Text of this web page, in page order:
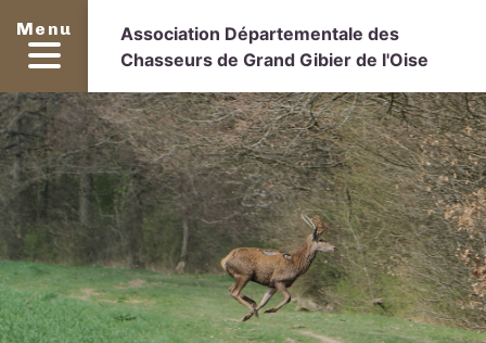
Menu
Association Départementale des
Chasseurs de Grand Gibier de l'Oise